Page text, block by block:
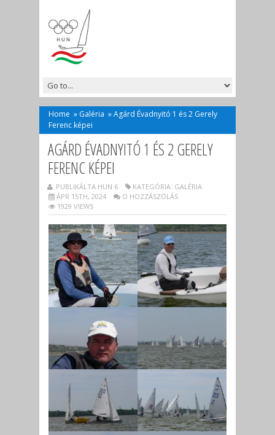
Home » Galéria »Agárd Évadnyitó 1 és 2 Gerely
Ferenc képei
AGÁRD ÉVADNYITÓ 1 ÉS 2 GERELY
FERENC KÉPEI
PUBLIKÁLTA HUN 6 KATEGÓRIA: GALÉRIA
ÁPR 15TH, 2024
O HOZZÁSZÓLÁS
1929 VIEWS